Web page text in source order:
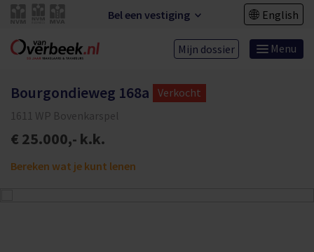
Bel een vestiging English
Mijn dossier Menu
Bourgondieweg 168a
Verkocht
1611 WP Bovenkarspel
€ 25.000,- k.k.
Bereken wat je kunt lenen